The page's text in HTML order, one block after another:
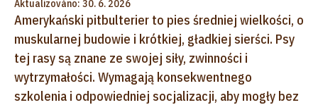
Aktualizováno: 30. 6. 2026
Amerykański pitbulterier to pies średniej wielkości, o
muskularnej budowie i krótkiej, gładkiej sierści. Psy
tej rasy są znane ze swojej siły, zwinności i
wytrzymałości. Wymagają konsekwentnego
szkolenia i odpowiedniej socjalizacji, aby mogły bez